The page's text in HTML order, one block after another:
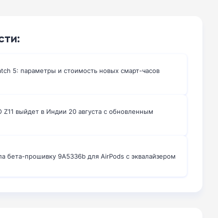
5: параметры и стоимость новых смарт-часов
Z11 выйдет в Индии 20 августа с обновленным
бета-прошивку 9A5336b для AirPods с эквалайзером